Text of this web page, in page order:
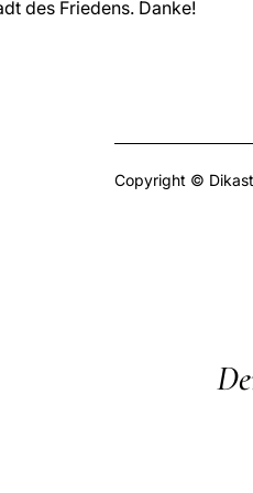
des Friedens. Danke!
Copyright ©